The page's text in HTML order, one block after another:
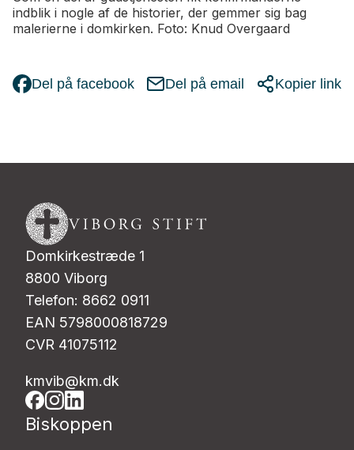
indblik i nogle af de historier, der gemmer sig bag
malerierne i domkirken. Foto: Knud Overgaard
Del på facebook Del på email Kopier link
Domkirkestræde 1
8800 Viborg
Telefon: 8662 0911
EAN 5798000818729
CVR 41075112
kmvib@km.dk
Biskoppen